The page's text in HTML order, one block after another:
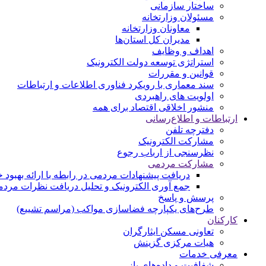
ساختار سازمانی
مسئولان وزارتخانه
معاونان وزارتخانه
مدیران کل استان‌ها
اهداف و وظایف
استراتژی توسعه دولت الکترونیک
قوانین و مقررات
سند معماری با رویکرد فناوری اطلاعات و ارتباطات
اولویت های راهبردی
منشور اخلاقی اقتصاد برای همه
ارتباطات و اطلاع‌رسانی
دفترچه تلفن
مشارکت الکترونیک
نظرسنجی از ارباب رجوع
مشارکت مردمی
دریافت پیشنهادات مردمی در رابطه با ارائه
جمع آوری الکترونیک و تحلیل دریافت نظرات
پرسش و پاسخ
طرح‌های یکپارچه فضاسازی مواکب (مراسم تشییع)
کارکنان
تعاونی مسکن ایثارگران
هیات مرکزی گزینش
معرفی خدمات